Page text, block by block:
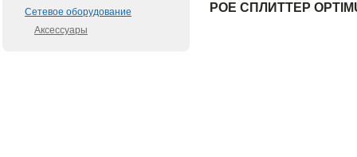
Сетевое оборудование
Аксессуары
POE СПЛИТТЕР